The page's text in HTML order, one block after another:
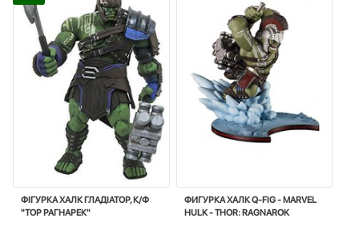
ФІГУРКА ХАЛК ГЛАДІАТОР, К/Ф
"ТОР РАГНАРЕК"
ФИГУРКА ХАЛК Q-FIG - MARVEL
HULK - THOR: RAGNAROK